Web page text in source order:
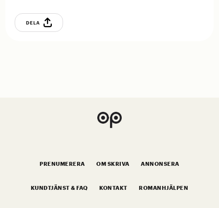
DELA
PRENUMERERA OM SKRIVA ANNONSERA
KUNDTJÄNST & FAQ KONTAKT ROMANHJÄLPEN